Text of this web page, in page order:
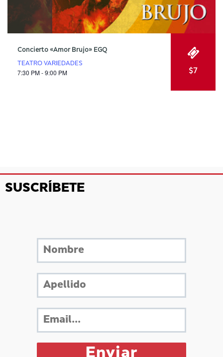
Concierto «Amor Brujo» EGQ
TEATRO VARIEDADES
7:30 PM - 9:00 PM $7
SUSCRÍBETE